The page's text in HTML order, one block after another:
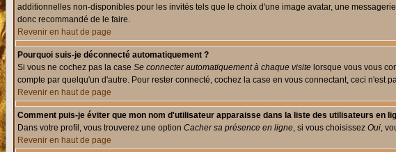
additionnelles non-disponibles pour les invités tels que le choix d'une image avatar, une
donc recommandé de le faire.
Revenir en haut de page
Pourquoi suis-je déconnecté automatiquement ?
Si vous ne cochez pas la case Se connecter automatiquement à chaque visite lorsque vous vous
compte par quelqu'un d'autre. Pour rester connecté, cochez la case en vous connectant, ceci
Revenir en haut de page
Comment puis-je éviter que mon nom d'utilisateur apparaisse dans la liste des utilisateurs en
Dans votre profil, vous trouverez une option Cacher sa présence en ligne, si vous choisissez Oui,
Revenir en haut de page